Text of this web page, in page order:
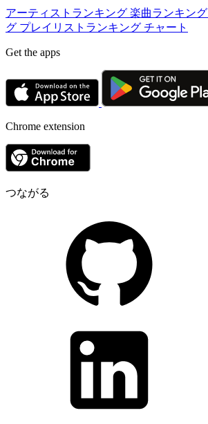
アーティストランキング 楽曲ランキング
グ プレイリストランキング チャート
Get the apps
Chrome extension
つながる